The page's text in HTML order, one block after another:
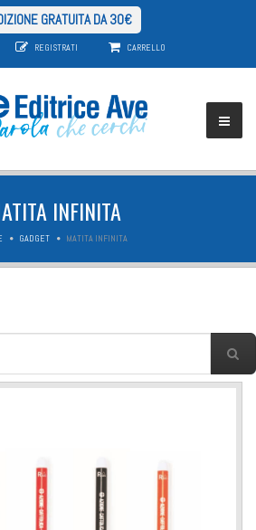
GRATUITA DA 30€
REGISTRATI CARRELLO
INFINITA
GADGET MATITA INFINITA